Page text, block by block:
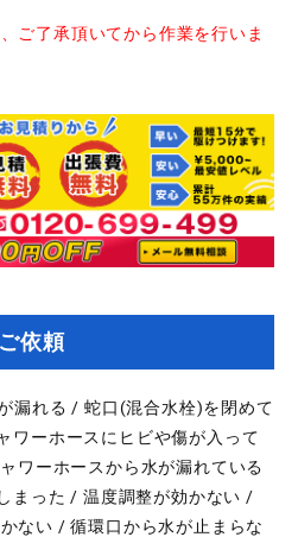
ご了承頂いてから作業を行いま
依頼
漏れる / 蛇口(混合水栓)を閉めて
ワーホースにヒビや傷が入って
ワーホースから水が漏れている
まった / 温度調整が効かない /
ない / 循環口から水が止まらな